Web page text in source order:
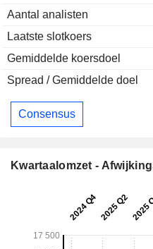
Aantal analisten
Laatste slotkoers
Gemiddelde koersdoel
Spread / Gemiddelde doel
Consensus
Kwartaalomzet -